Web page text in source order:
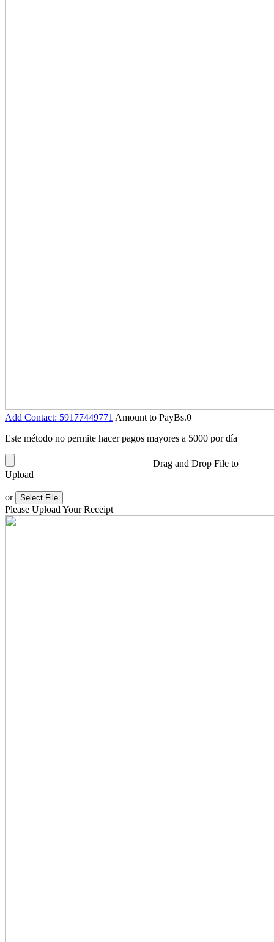
Add Contact: 59177449771 Amount to PayBs.0
Este método no permite hacer pagos mayores a 5000 por día
Drag and Drop File to
Upload
or Select File
Please Upload Your Receipt